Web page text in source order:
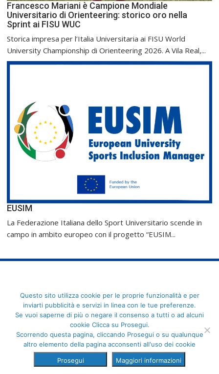
Francesco Mariani è Campione Mondiale
Universitario di Orienteering: storico oro nella
Sprint ai FISU WUC
Storica impresa per l’Italia Universitaria ai FISU World
University Championship di Orienteering 2026. A Vila Real,...
EUSIM
La Federazione Italiana dello Sport Universitario scende in
campo in ambito europeo con il progetto “EUSIM...
FederCUSI: Federazione Italiana dello Sport Universitario - Via
Angelo Brofferio, 7 - 00195 Roma - C.F. 80109270589
Questo sito utilizza cookie per le proprie funzionalità e per
inviarti pubblicità e servizi in linea con le tue preferenze.
Se vuoi saperne di più o negare il consenso a tutti o ad alcuni
cookie Clicca su Prosegui.
Scorrendo questa pagina, cliccando Prosegui o su qualunque
altro elemento della pagina acconsenti all'uso dei cookie
Prosegui Maggiori informazioni